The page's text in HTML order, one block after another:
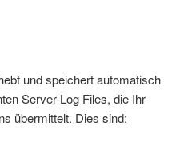
und speichert automatisch
Server-Log Files, die Ihr
übermittelt. Dies sind: